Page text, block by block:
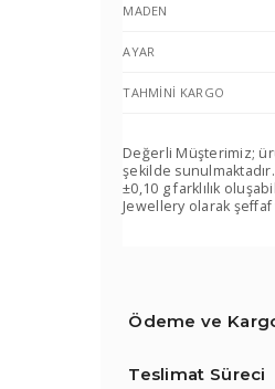
MADEN
AYAR
TAHMINI KARGO
Değerli Müşterimiz;
şekilde
±0,10 g farklılık
Jewellery olarak
Ödeme ve
Teslimat Süreci